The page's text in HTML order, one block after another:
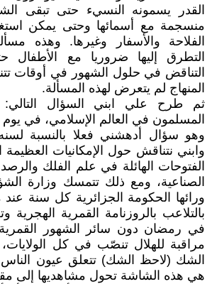
القدر يسمونه النسيء حتى تبقى
منسجمة مع أسمائها وحتى يمكن
الفلاحة والأسفار وغيرها. وهذه
التطرق إليها ضروريا مع الأطفال
التناقض في حلول الشهور في أوقات
المنهاج لم يتعرض لهذه المسألة.
ثم طرح علي ابني السؤال التالي:
المسلمون في العالم الإسلامي، في
وهو سؤال أدهشني فعلا بالنسبة
وابني نتناقش حول الإمكانيات العظيمة
الفتوحات الهائلة في علم الفلك والرصد
الصناعية، ومع ذلك تتمسك وزارة
ورائها الحكومة الجزائرية كل سنة
بالتلاعب بالروزنامة القمرية الهجرية
في رمضان دون سائر الشهور
مراقبة للهلال تنصّب في كل
الشك (لاحظ الشك) تتعلق عيون الناس
هي هذه الشاشة تحول مشاهديها إلى